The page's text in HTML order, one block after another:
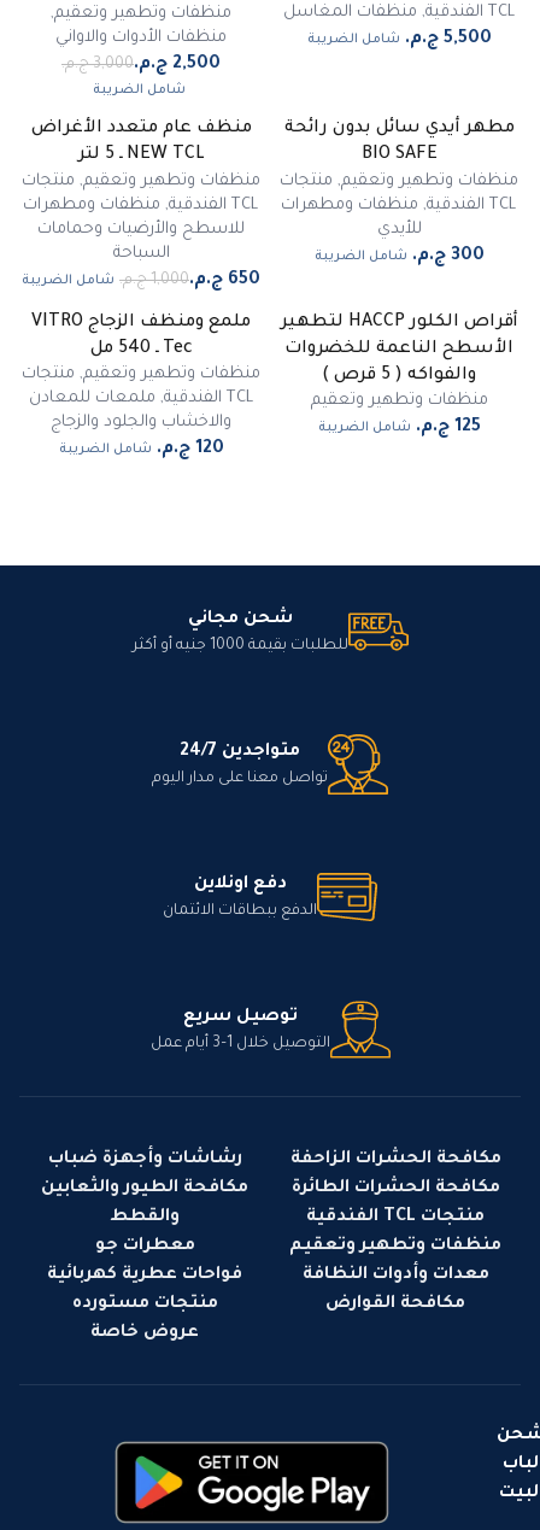
TCL الفندقية
, منظفات المغاسل
شامل الضريبة
منظفات وتطهير وتعقيم,
منظفات الأدوات والاواني
شامل الضريبة
غير متوفر
مطهر أيدي سائل بدون رائحة
BIO SAFE
منظفات وتطهير وتعقيم, منتجات
TCL الفندقية
, منظفات ومطهرات
للأيدي
شامل الضريبة
منظف عام متعدد الأغراض
NEW TCL ـ 5 لتر
منظفات وتطهير وتعقيم, منتجات
TCL الفندقية
, منظفات ومطهرات
للاسطح والأرضيات وحمامات
السباحة
شامل الضريبة
أقراص الكلور HACCP لتطهير
الأسطح الناعمة للخضروات
والفواكه ( 5 قرص )
منظفات وتطهير وتعقيم
شامل الضريبة
ملمع ومنظف الزجاج VITRO
Tec ـ 540 مل
منظفات وتطهير وتعقيم, منتجات
TCL الفندقية
, ملمعات للمعادن
والاخشاب والجلود والزجاج
شامل الضريبة
شحن مجاني
للطلبات بقيمة 1000 جنيه أو أكثر
متواجدين 24/7
تواصل معنا على مدار اليوم
دفع اونلاين
الدفع ببطاقات الائتمان
توصيل سريع
التوصيل خلال 1–3 أيام عمل
مكافحة الحشرات الزاحفة
مكافحة الحشرات الطائرة
منتجات TCL الفندقية
منظفات وتطهير وتعقيم
معدات وأدوات النظافة
مكافحة القوارض
رشاشات وأجهزة ضباب
مكافحة الطيور والثعابين
والقطط
معطرات جو
فواحات عطرية كهربائية
منتجات مستورده
عروض خاصة
لباب